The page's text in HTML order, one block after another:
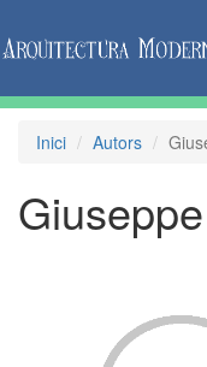
Inici Autors